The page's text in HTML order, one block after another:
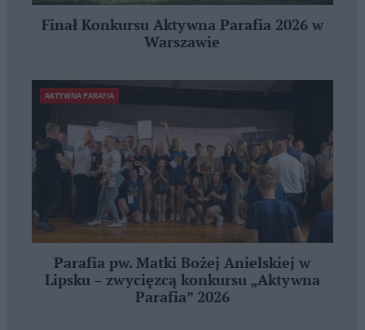
Finał Konkursu Aktywna Parafia 2026 w
Warszawie
AKTYWNA PARAFIA
Parafia pw. Matki Bożej Anielskiej w
Lipsku – zwycięzcą konkursu „Aktywna
Parafia” 2026